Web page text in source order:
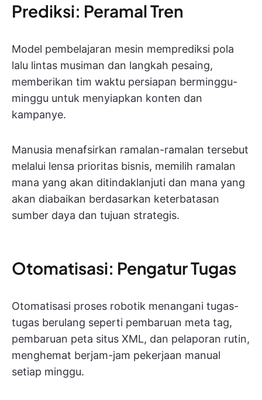
Prediksi: Peramal Tren
Model pembelajaran mesin memprediksi pola
lalu lintas musiman dan langkah pesaing,
memberikan tim waktu persiapan berminggu-
minggu untuk menyiapkan konten dan
kampanye.
Manusia menafsirkan ramalan-ramalan tersebut
melalui lensa prioritas bisnis, memilih ramalan
mana yang akan ditindaklanjuti dan mana yang
akan diabaikan berdasarkan keterbatasan
sumber daya dan tujuan strategis.
Otomatisasi: Pengatur Tugas
Otomatisasi proses robotik menangani tugas-
tugas berulang seperti pembaruan meta tag,
pembaruan peta situs XML, dan pelaporan rutin,
menghemat berjam-jam pekerjaan manual
setiap minggu.